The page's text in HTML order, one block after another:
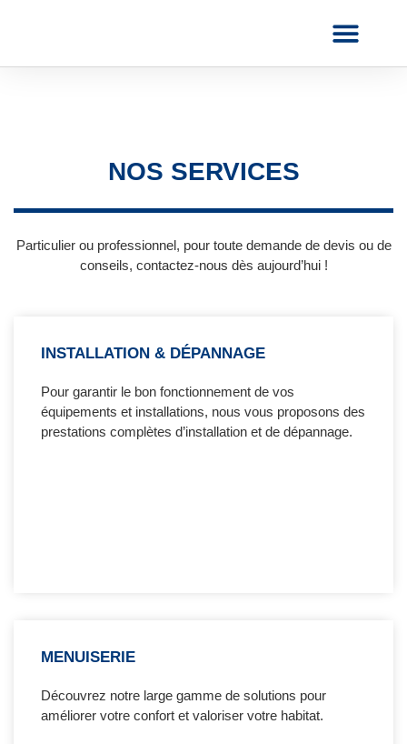
NOS SERVICES
Particulier ou professionnel, pour toute demande de devis ou de
conseils, contactez-nous dès aujourd’hui !
INSTALLATION & DÉPANNAGE
Pour garantir le bon fonctionnement de vos
équipements et installations, nous vous proposons des
prestations complètes d’installation et de dépannage.
MENUISERIE
Découvrez notre large gamme de solutions pour
améliorer votre confort et valoriser votre habitat.